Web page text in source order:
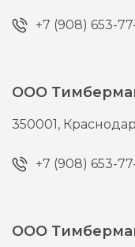
+7 (908) 653-
ООО
350001,
+7 (908) 653-
ООО